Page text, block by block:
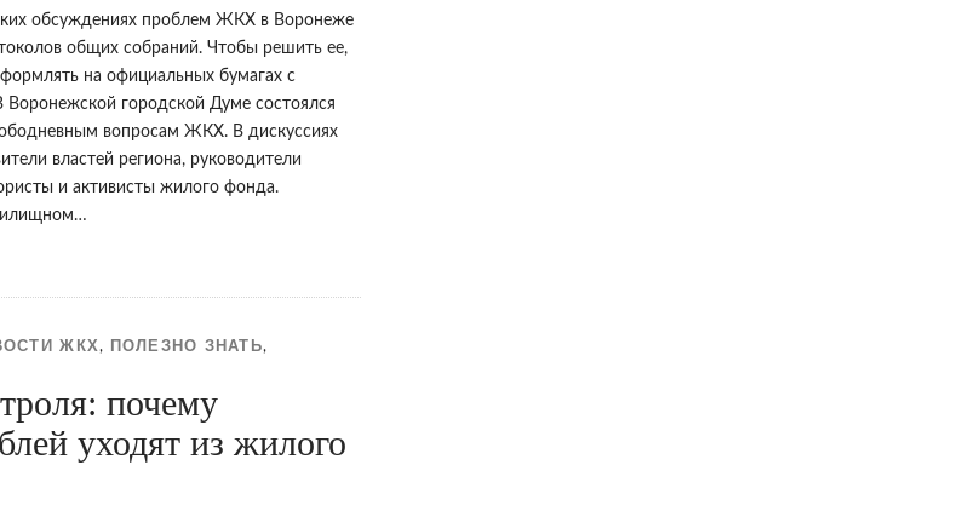
обсуждениях проблем ЖКХ в Воронеже
общих собраний. Чтобы решить ее,
на официальных бумагах с
Воронежской городской Думе состоялся
вопросам ЖКХ. В дискуссиях
властей региона, руководители
и активисты жилого фонда.
ЖКХ, ПОЛЕЗНО ЗНАТЬ,
почему
уходят из жилого